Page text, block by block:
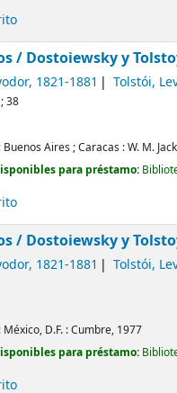
/ Dostoiewsky y
, 1821-1881 Tolstói,
; 38
Buenos Aires ; Caracas :W. M.
para préstamo:
/ Dostoiewsky y
, 1821-1881 Tolstói,
México, D.F. :Cumbre, 1977
para préstamo: